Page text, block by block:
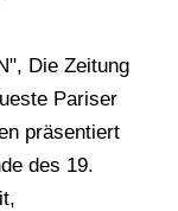
Die Zeitung
Pariser
präsentiert
des 19.